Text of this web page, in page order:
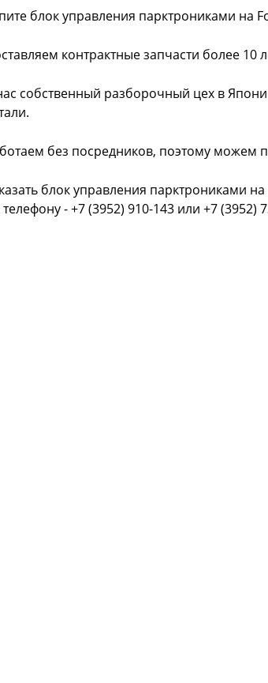
блок управления парктрониками на
контрактные запчасти более 10
собственный разборочный цех в
без посредников, поэтому можем
блок управления парктрониками
- +7 (3952) 910-143 или +7 (3952)